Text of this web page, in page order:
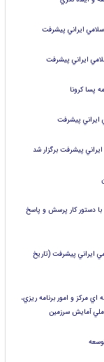
ايراني پيشرفت
ايراني پيشرفت
پسا كرونا
پيشرفت
پيشرفت برگزار شد
دستور كار پرسش و پاسخ
ايراني پيشرفت (تاريخ
مركز و امور برنامه ريزي،
ملي آمايش سرزمين